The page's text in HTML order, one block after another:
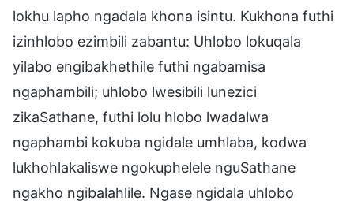
lokhu lapho ngadala khona isintu. Kukhona futhi
izinhlobo ezimbili zabantu: Uhlobo lokuqala
yilabo engibakhethile futhi ngabamisa
ngaphambili; uhlobo lwesibili lunezici
zikaSathane, futhi lolu hlobo lwadalwa
ngaphambi kokuba ngidale umhlaba, kodwa
lukhohlakaliswe ngokuphelele nguSathane
ngakho ngibalahlile. Ngase ngidala uhlobo